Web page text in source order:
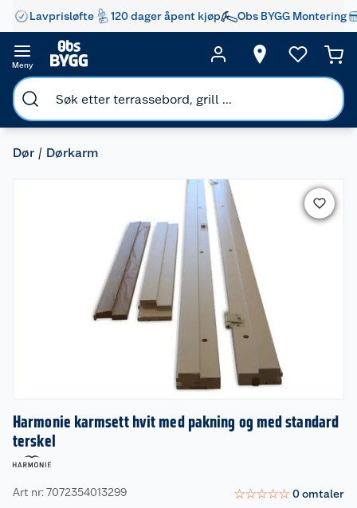
Lavprisløfte 120 dager åpent kjøp Obs BYGG Montering
Meny
Dør Dørkarm
Harmonie karmsett hvit med pakning og med standard
terskel
Art nr: 7072354013299 ☆☆☆☆☆ 0omtaler